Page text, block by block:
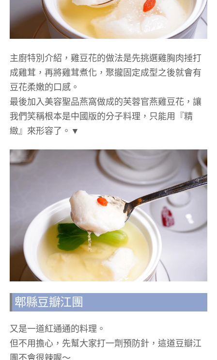
主廚特別介紹，雞豆花的做法是先挑選雞胸肉捶打
成雞茸，再將雞茸煮化，聚攏固定成型之後就會有
豆花柔嫩的口感。
最後加入美容聖品燕窩做成的芙蓉官燕雞豆花，讓
我們笑稱根本是中國版的分子料理，只能用『精
緻』來形容了。▼
郫縣豆瓣江團
又是一道紅通通的料理。
但不用擔心，先幫大家打一劑預防針，這道豆瓣江
團不會很辣喔～